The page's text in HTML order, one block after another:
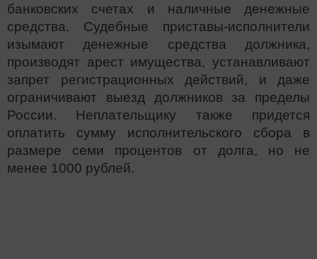
банковских счетах и наличные денежные
средства. Судебные приставы-исполнители
изымают денежные средства должника,
производят арест имущества, устанавливают
запрет регистрационных действий, и даже
ограничивают выезд должников за пределы
России. Неплательщику также придется
оплатить сумму исполнительского сбора в
размере семи процентов от долга, но не
менее 1000 рублей.